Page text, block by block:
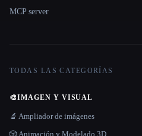
MCP server
TODAS LAS CATEGORÍAS
🎨IMAGEN Y VISUAL
🔬 Ampliador de imágenes
🎲 Animación y Modelado 3D